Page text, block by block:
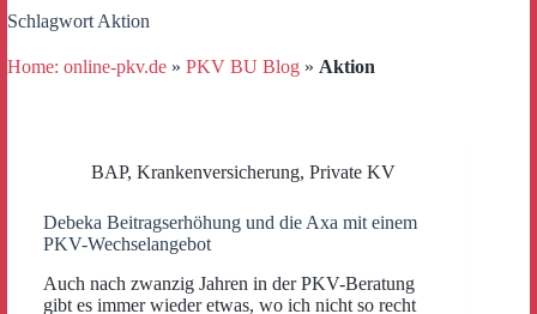
Schlagwort Aktion
Home: online-pkv.de » PKV BU Blog » Aktion
BAP, Krankenversicherung, Private KV
Debeka Beitragserhöhung und die Axa mit einem
PKV-Wechselangebot
Auch nach zwanzig Jahren in der PKV-Beratung
gibt es immer wieder etwas, wo ich nicht so recht